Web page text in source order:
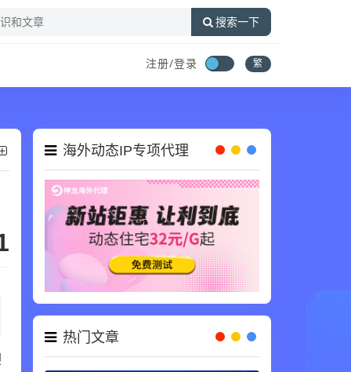
搜索一下
注册/登录 繁
海外动态IP专项代理
热门文章